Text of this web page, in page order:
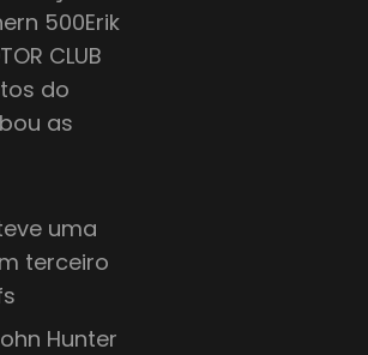
500Erik
CLUB
do
as
uma
terceiro
Hunter